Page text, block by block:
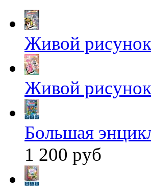
Живой
Живой
Большая
1 200 руб